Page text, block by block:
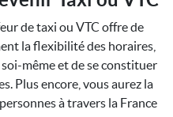
de taxi ou VTC offre de
la flexibilité des horaires,
même et de se constituer
Plus encore, vous aurez la
à travers la France